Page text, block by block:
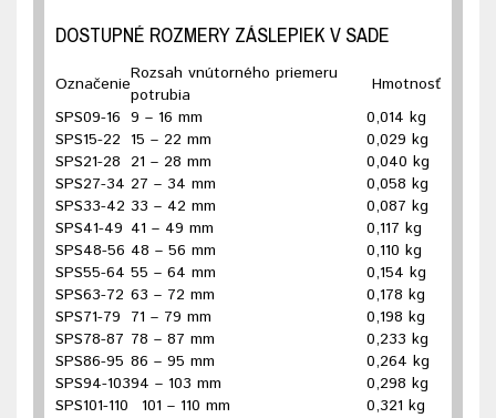
DOSTUPNÉ ROZMERY ZÁSLEPIEK V SADE
OznačenieRozsah vnútorného priemeru
potrubia
Hmotnosť
SPS09-16 9 – 16 mm
0,014 kg
SPS15-22 15 – 22 mm
0,029 kg
SPS21-28 21 – 28 mm
0,040 kg
SPS27-34 27 – 34 mm
0,058 kg
SPS33-42 33 – 42 mm
0,087 kg
SPS41-49 41 – 49 mm
0,117 kg
SPS48-56 48 – 56 mm
0,110 kg
SPS55-64 55 – 64 mm
0,154 kg
SPS63-72 63 – 72 mm
0,178 kg
SPS71-79 71 – 79 mm
0,198 kg
SPS78-87 78 – 87 mm
0,233 kg
SPS86-95 86 – 95 mm
0,264 kg
SPS94-10394 – 103 mm
0,298 kg
SPS101-110
101 – 110 mm
0,321 kg